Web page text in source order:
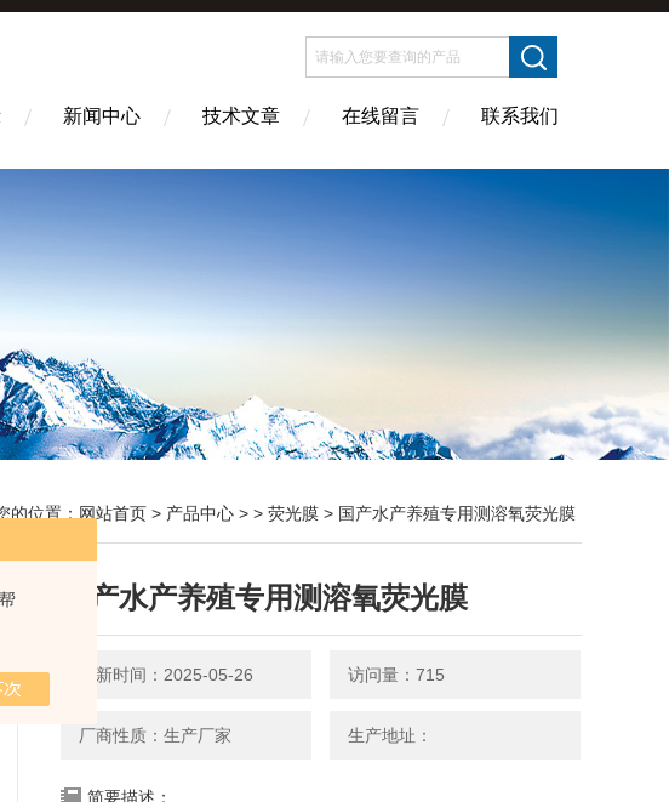
新闻中心 技术文章 在线留言 联系我们
的位置： 网站首页 > 产品中心 > > 荧光膜 > 国产水产养殖专用测溶氧荧光膜
国产水产养殖专用测溶氧荧光膜
更新时间：2025-05-26 访问量：715
厂商性质：生产厂家 生产地址：
简要描述：